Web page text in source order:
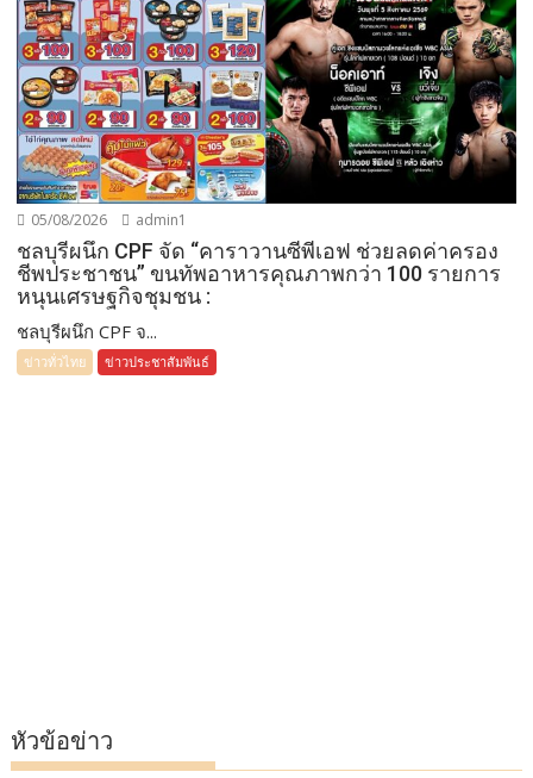
05/08/2026 admin1
ชลบุรีผนึก CPF จัด “คาราวานซีพีเอฟ ช่วยลดค่าครอง
ชีพประชาชน” ขนทัพอาหารคุณภาพกว่า 100 รายการ
หนุนเศรษฐกิจชุมชน :
ชลบุรีผนึก CPF จ...
ข่าวทั่วไทย ข่าวประชาสัมพันธ์
หัวข้อข่าว